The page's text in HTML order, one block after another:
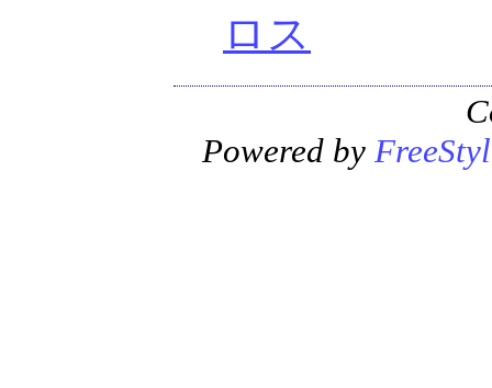
ロス
Powered by